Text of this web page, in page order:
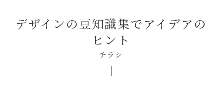
デザインの豆知識集でアイデアの
ヒント
チラシ